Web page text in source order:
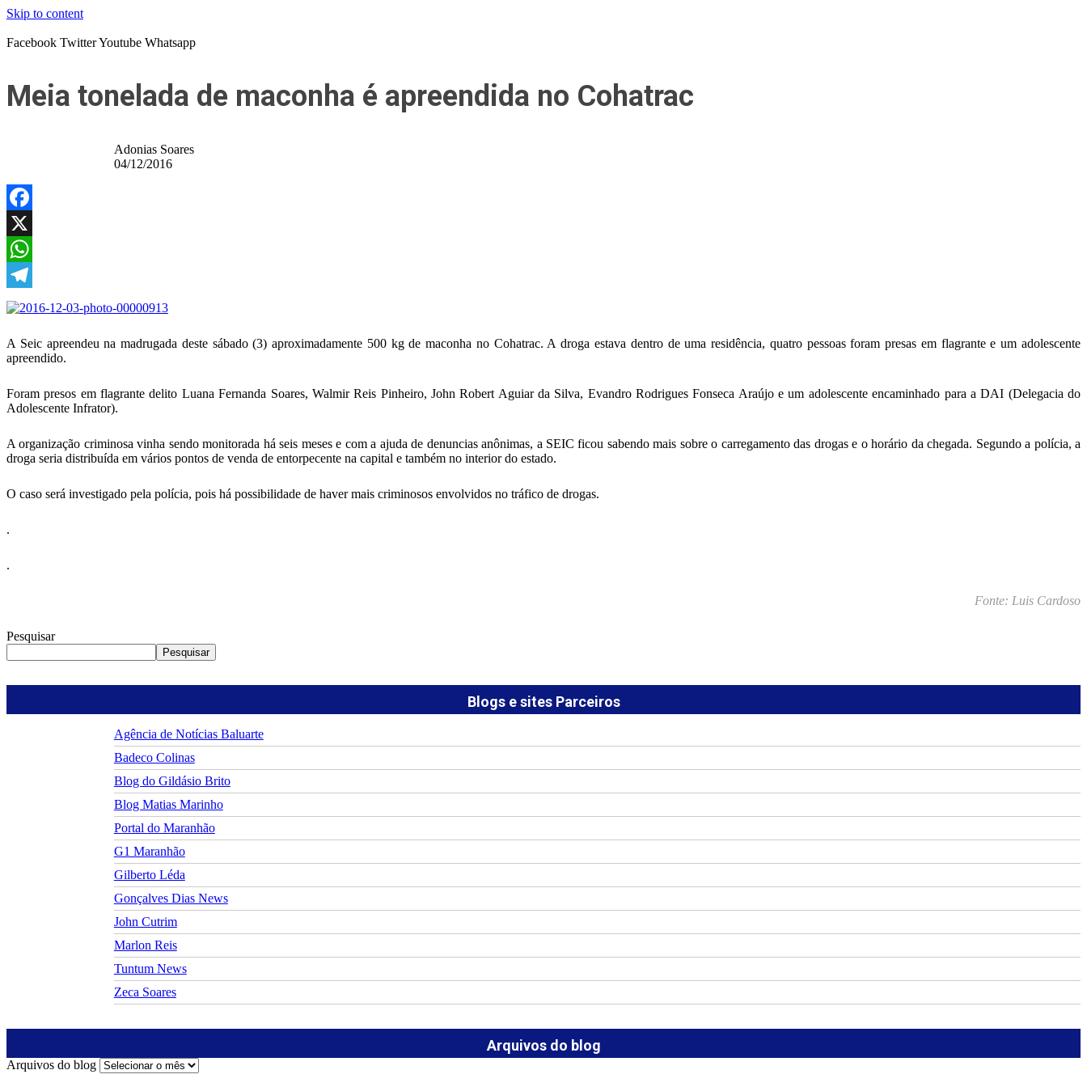
Skip to content
Facebook TwitterYoutube Whatsapp
Meia tonelada de maconha é apreendida no Cohatrac
Adonias Soares
04/12/2016
Facebook
X
WhatsApp
Telegram
A Seic apreendeu na madrugada deste sábado (3) aproximadamente 500 kg de maconha no Cohatrac. A droga estava dentro de uma residência, quatro pessoas foram presas em flagrante e um adolescente
apreendido.
Foram presos em flagrante delito Luana Fernanda Soares, Walmir Reis Pinheiro, John Robert Aguiar da Silva, Evandro Rodrigues Fonseca Araújo e um adolescente encaminhado para a DAI (Delegacia do
Adolescente Infrator).
A organização criminosa vinha sendo monitorada há seis meses e com a ajuda de denuncias anônimas, a SEIC ficou sabendo mais sobre o carregamento das drogas e o horário da chegada. Segundo a polícia, a
droga seria distribuída em vários pontos de venda de entorpecente na capital e também no interior do estado.
O caso será investigado pela polícia, pois há possibilidade de haver mais criminosos envolvidos no tráfico de drogas.
.
.
Fonte: Luis Cardoso
Pesquisar
Pesquisar
Blogs e sites Parceiros
Agência de Notícias Baluarte
Badeco Colinas
Blog do Gildásio Brito
Blog Matias Marinho
Portal do Maranhão
G1 Maranhão
Gilberto Léda
Gonçalves Dias News
John Cutrim
Marlon Reis
Tuntum News
Zeca Soares
Arquivos do blog
Arquivos do blog